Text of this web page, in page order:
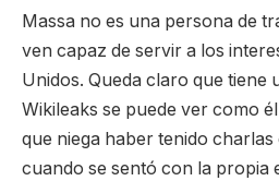
Massa no es una persona de
ven capaz de servir a los
Unidos. Queda claro que tiene
Wikileaks se puede ver como
que niega haber tenido charlas
cuando se sentó con la propia